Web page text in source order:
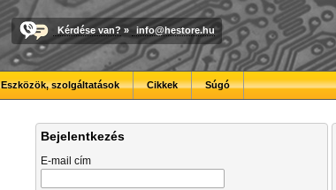
Kérdése van? » info@hestore.hu
Eszközök, szolgáltatások Cikkek Súgó
Bejelentkezés
E-mail cím